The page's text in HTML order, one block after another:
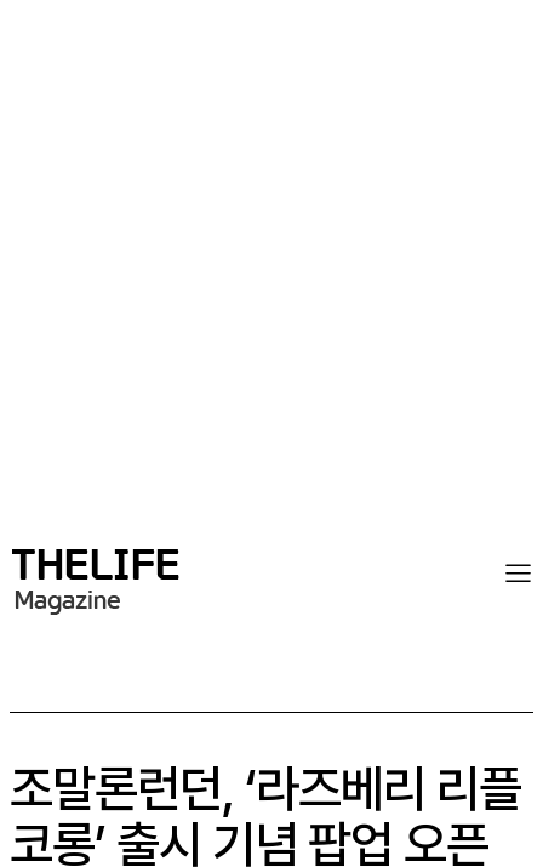
조말론런던, ‘라즈베리 리플
코롱’ 출시 기념 팝업 오픈